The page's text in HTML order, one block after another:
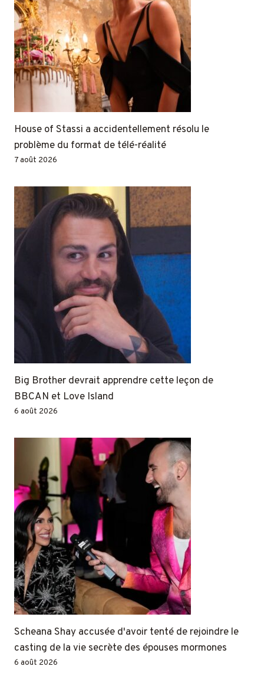
House of Stassi a accidentellement résolu le
problème du format de télé-réalité
7 août 2026
Big Brother devrait apprendre cette leçon de
BBCAN et Love Island
6 août 2026
Scheana Shay accusée d'avoir tenté de rejoindre le
casting de la vie secrète des épouses mormones
6 août 2026